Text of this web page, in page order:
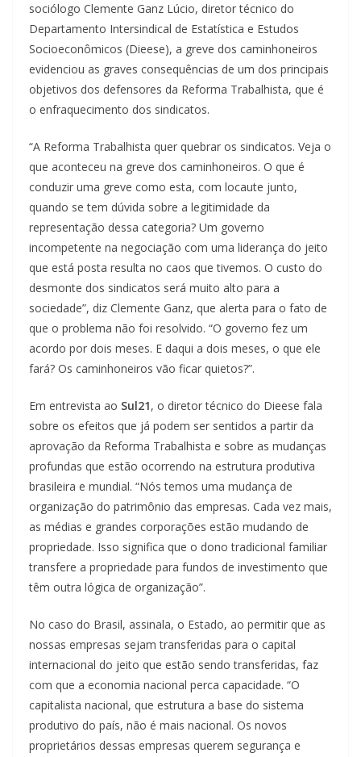
sociólogo Clemente Ganz Lúcio, diretor técnico do
Departamento Intersindical de Estatística e Estudos
Socioeconômicos (Dieese), a greve dos caminhoneiros
evidenciou as graves consequências de um dos principais
objetivos dos defensores da Reforma Trabalhista, que é
o enfraquecimento dos sindicatos.
“A Reforma Trabalhista quer quebrar os sindicatos. Veja o
que aconteceu na greve dos caminhoneiros. O que é
conduzir uma greve como esta, com locaute junto,
quando se tem dúvida sobre a legitimidade da
representação dessa categoria? Um governo
incompetente na negociação com uma liderança do jeito
que está posta resulta no caos que tivemos. O custo do
desmonte dos sindicatos será muito alto para a
sociedade”, diz Clemente Ganz, que alerta para o fato de
que o problema não foi resolvido. “O governo fez um
acordo por dois meses. E daqui a dois meses, o que ele
fará? Os caminhoneiros vão ficar quietos?”.
Em entrevista ao Sul21, o diretor técnico do Dieese fala
sobre os efeitos que já podem ser sentidos a partir da
aprovação da Reforma Trabalhista e sobre as mudanças
profundas que estão ocorrendo na estrutura produtiva
brasileira e mundial. “Nós temos uma mudança de
organização do patrimônio das empresas. Cada vez mais,
as médias e grandes corporações estão mudando de
propriedade. Isso significa que o dono tradicional familiar
transfere a propriedade para fundos de investimento que
têm outra lógica de organização”.
No caso do Brasil, assinala, o Estado, ao permitir que as
nossas empresas sejam transferidas para o capital
internacional do jeito que estão sendo transferidas, faz
com que a economia nacional perca capacidade. “O
capitalista nacional, que estrutura a base do sistema
produtivo do país, não é mais nacional. Os novos
proprietários dessas empresas querem segurança e